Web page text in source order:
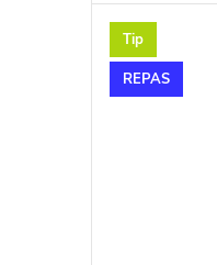
o
v
chiptuning.
85kW AJM.
Tip
REPAS